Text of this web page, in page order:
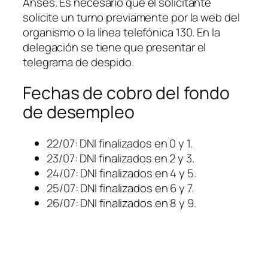
solicite un turno previamente por la web del
organismo o la línea telefónica 130. En la
delegación se tiene que presentar el
telegrama de despido.
Fechas de cobro del fondo
de desempleo
22/07: DNI finalizados en 0 y 1.
23/07: DNI finalizados en 2 y 3.
24/07: DNI finalizados en 4 y 5.
25/07: DNI finalizados en 6 y 7.
26/07: DNI finalizados en 8 y 9.